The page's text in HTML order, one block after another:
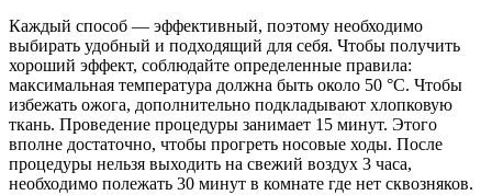
Каждый способ — эффективный, поэтому необходимо
выбирать удобный и подходящий для себя. Чтобы получить
хороший эффект, соблюдайте определенные правила:
максимальная температура должна быть около 50 °С. Чтобы
избежать ожога, дополнительно подкладывают хлопковую
ткань. Проведение процедуры занимает 15 минут. Этого
вполне достаточно, чтобы прогреть носовые ходы. После
процедуры нельзя выходить на свежий воздух 3 часа,
необходимо полежать 30 минут в комнате где нет сквозняков.